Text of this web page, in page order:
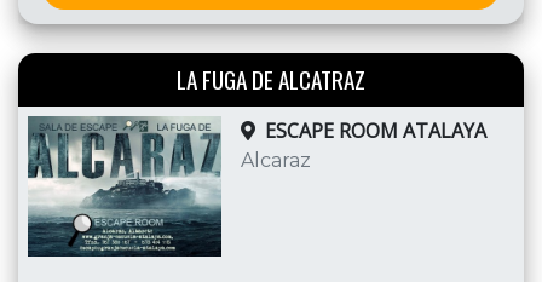
LA FUGA DE ALCATRAZ
ESCAPE ROOM ATALAYA
Alcaraz